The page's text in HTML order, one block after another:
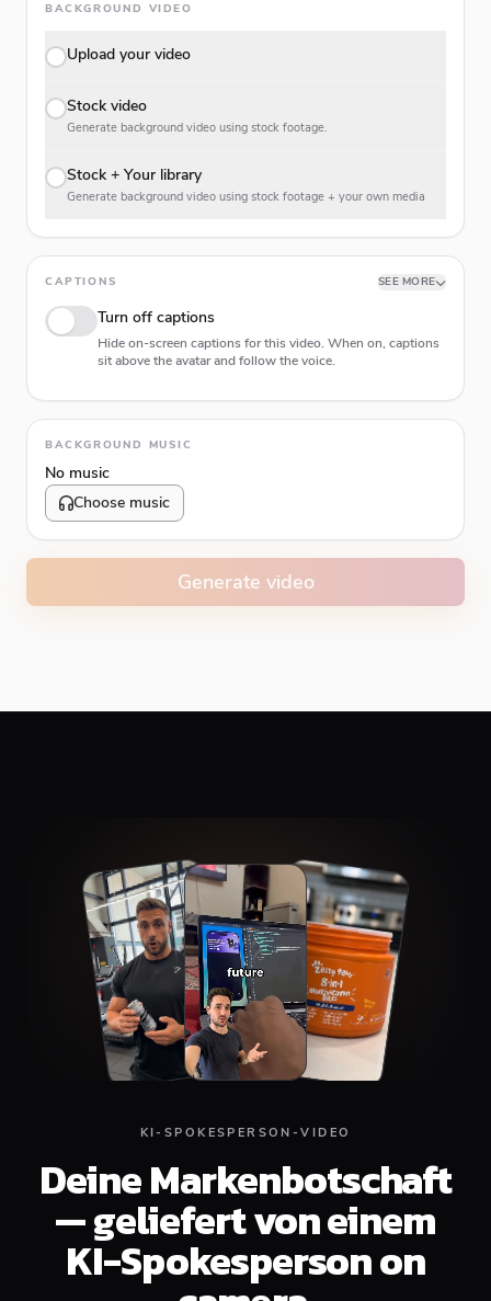
BACKGROUND VIDEO
Upload your video
Stock video
Generate background video using stock footage.
Stock + Your library
Generate background video using stock footage + your own media
CAPTIONS SEE MORE
Turn off captions
Hide on-screen captions for this video. When on, captions
sit above the avatar and follow the voice.
Animation type
#E74C3C
BACKGROUND MUSIC
No music
Choose music
Generate video
KI-SPOKESPERSON-VIDEO
Deine Markenbotschaft
— geliefert von einem
KI-Spokesperson on